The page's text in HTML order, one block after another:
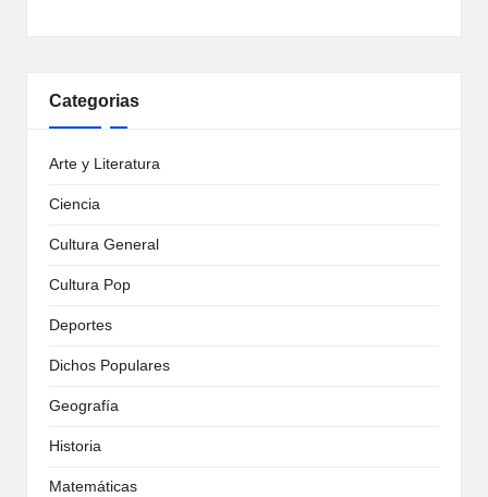
Categorias
Arte y Literatura
Ciencia
Cultura General
Cultura Pop
Deportes
Dichos Populares
Geografía
Historia
Matemáticas